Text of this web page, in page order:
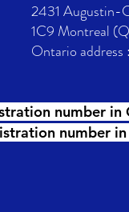
2431 Augustin-
1C9 Montreal
Ontario address
number in
number